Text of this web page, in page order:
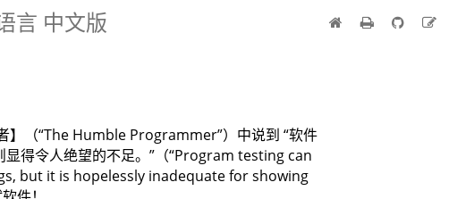
言 中文版
】（“The Humble Programmer”）中说到 “软件
得令人绝望的不足。”（“Program testing can
but it is hopelessly inadequate for showing